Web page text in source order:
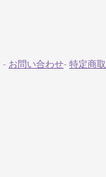
- お問い合わせ- 特定商